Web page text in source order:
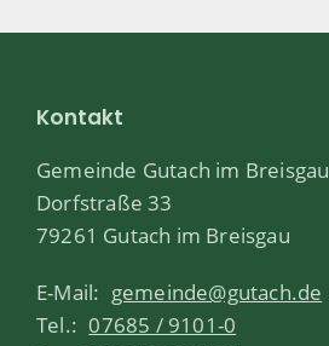
Kontakt
Gemeinde Gutach im Breisgau
Dorfstraße 33
79261 Gutach im Breisgau
E-Mail: gemeinde@gutach.de
Tel.: 07685 / 9101-0